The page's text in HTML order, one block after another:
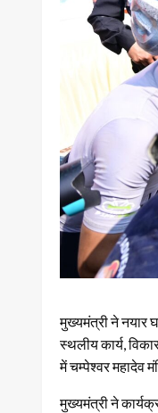
मुख्यमंत्री ने नयार
स्थलीय कार्य,
में चम्पेश्वर महादेव
मुख्यमंत्री ने